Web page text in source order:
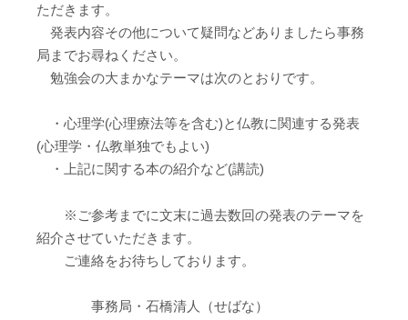
ただきます。
発表内容その他について疑問などありましたら事務
局までお尋ねください。
勉強会の大まかなテーマは次のとおりです。
・心理学(心理療法等を含む)と仏教に関連する発表
(心理学・仏教単独でもよい)
・上記に関する本の紹介など(講読)
※ご参考までに文末に過去数回の発表のテーマを
紹介させていただきます。
ご連絡をお待ちしております。
事務局・石橋清人（せばな）